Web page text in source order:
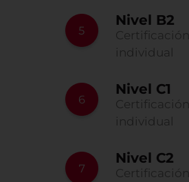
Nivel B2
Certificación
individual
Nivel C1
Certificación
individual
Nivel C2
Certificación